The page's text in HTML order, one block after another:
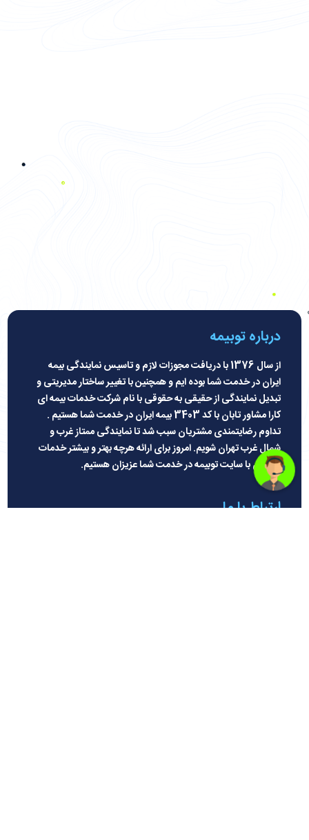
درباره توبیمه
از سال 1376 با دریافت مجوزات لازم و تاسیس نمایندگی بیمه
ایران در خدمت شما بوده ایم و همچنین با تغییر ساختار مدیریتی و
تبدیل نمایندگی از حقیقی به حقوقی با نام شرکت خدمات بیمه ای
کارا مشاور تابان با کد 3403 بیمه ایران در خدمت شما هستیم .
تداوم رضایتمندی مشتریان سبب شد تا نمایندگی ممتاز غرب و
شمال غرب تهران شویم. امروز برای ارائه هرچه بهتر و بیشتر خدمات
بیمه ای با سایت توبیمه در خدمت شما عزیزان هستیم.
ارتباط با ما